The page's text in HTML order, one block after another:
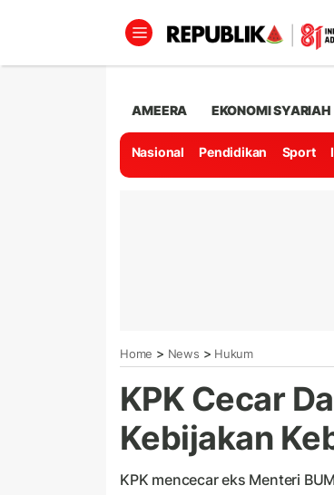
AMEERA EKONOMI SYARIAH
Nasional Pendidikan Sport
Home > News > Hukum
KPK Cecar
Kebijakan
KPK mencecar eks Menteri